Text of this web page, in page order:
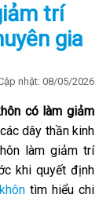
trí
gia
nhật: 08/05/2026
có làm giảm
dây thần kinh
làm giảm trí
khi quyết định
tìm hiểu chi